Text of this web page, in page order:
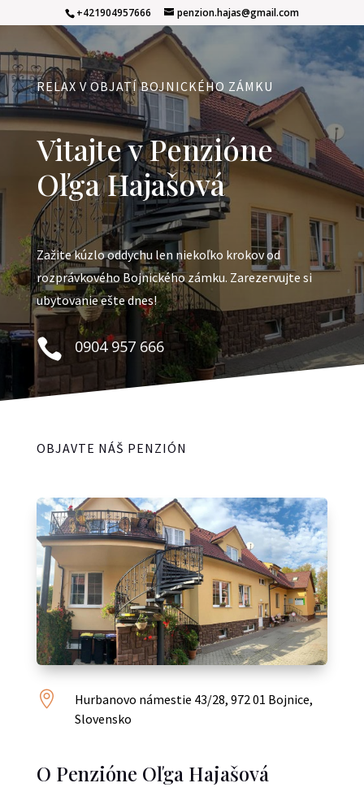
+421904957666 penzion.hajas@gmail.com
RELAX V OBJATÍ BOJNICKÉHO ZÁMKU
Vitajte v Penzióne
Oľga Hajašová
Zažite kúzlo oddychu len niekoľko krokov od
rozprávkového Bojnického zámku. Zarezervujte si
ubytovanie ešte dnes!
 0904 957 666
OBJAVTE NÁŠ PENZIÓN

Hurbanovo námestie 43/28, 972 01 Bojnice,
Slovensko
O Penzióne Oľga Hajašová